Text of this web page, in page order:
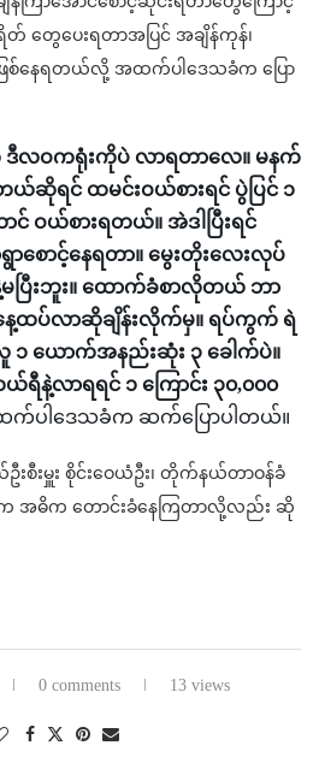
တ် တွေပေးရတာအပြင် အချိန်ကုန်၊
နေရတယ်လို့ အထက်ပါဒေသခံက ပြော
လဝကရုံးကိုပဲ လာရတာလေ။ မနက်
ဆိုရင် ထမင်းဝယ်စားရင် ပွဲပြင် ၁
င် ဝယ်စားရတယ်။ အဲဒါပြီးရင်
ရွာစောင့်နေရတာ။ မွေးတိုးလေးလုပ်
မပြီးဘူး။ ထောက်ခံစာလိုတယ် ဘာ
ထပ်လာဆိုချိန်းလိုက်မှ။ ရပ်ကွက် ရဲ
၁ ယောက်အနည်းဆုံး ၃ ခေါက်ပဲ။
လာရရင် ၁ ကြောင်း ၃၀,၀၀၀
ပါဒေသခံက ဆက်ပြောပါတယ်။
းစီးမှူး စိုင်းဝေယံဦး၊ တိုက်နယ်တာဝန်ခံ
က အဓိက တောင်းခံနေကြတာလို့လည်း ဆို
0 comments 13 views